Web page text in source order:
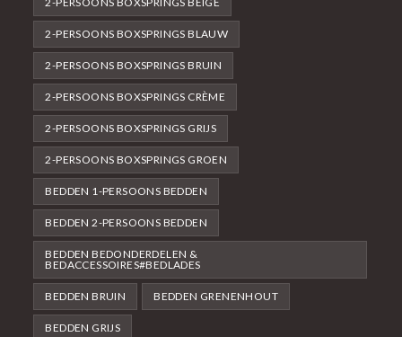
2-PERSOONS BOXSPRINGS BLAUW
2-PERSOONS BOXSPRINGS BRUIN
2-PERSOONS BOXSPRINGS CRÈME
2-PERSOONS BOXSPRINGS GRIJS
2-PERSOONS BOXSPRINGS GROEN
BEDDEN 1-PERSOONS BEDDEN
BEDDEN 2-PERSOONS BEDDEN
BEDDEN BEDONDERDELEN &
BEDACCESSOIRES#BEDLADES
BEDDEN BRUIN BEDDEN GRENENHOUT
BEDDEN GRIJS